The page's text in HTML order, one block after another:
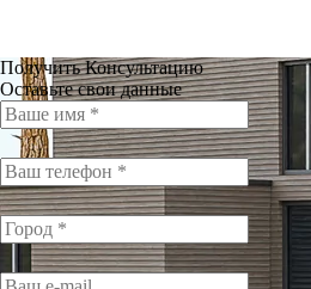
Получить Консультацию
Оставьте свои данные